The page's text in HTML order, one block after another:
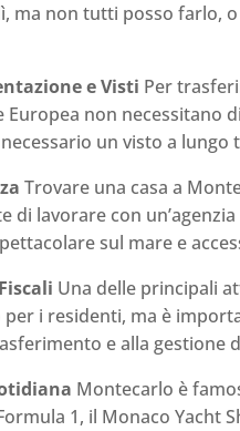
ma non tutti posso farlo,
e Visti Per
Europea non
un visto a
Trovare una casa a
di lavorare con
sul mare e
Una delle principali
i residenti, ma è
e alla gestione
Montecarlo è
1, il Monaco Yacht